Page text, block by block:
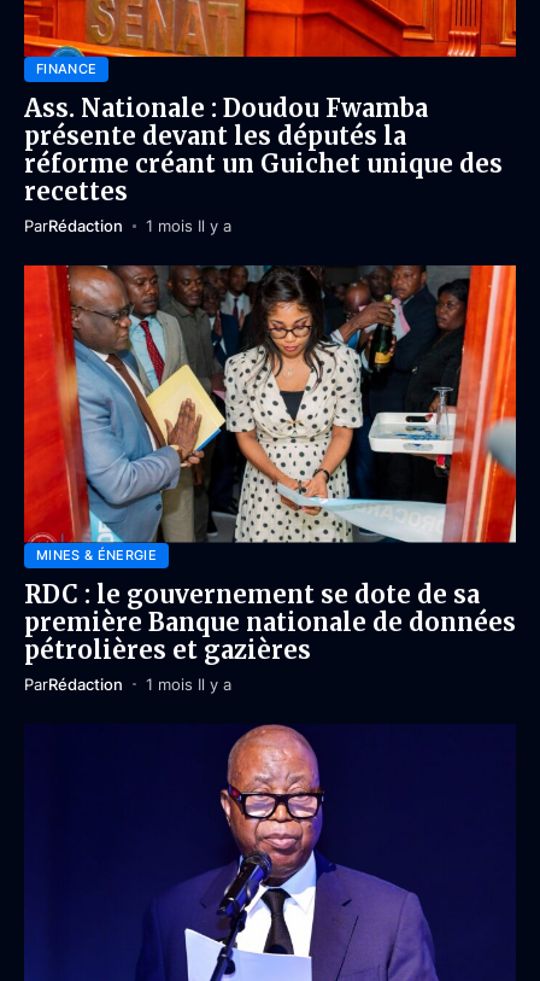
FINANCE
Ass. Nationale : Doudou Fwamba
présente devant les députés la
réforme créant un Guichet unique des
recettes
ParRédaction 1 mois Il y a
MINES & ÉNERGIE
RDC : le gouvernement se dote de sa
première Banque nationale de données
pétrolières et gazières
ParRédaction 1 mois Il y a